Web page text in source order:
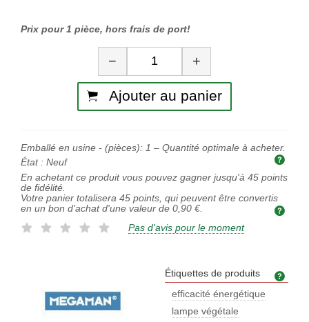
Prix pour 1 pièce, hors frais de port!
Quantité
− +
Ajouter au panier
Emballé en usine - (pièces): 1 – Quantité optimale à acheter.
État : Neuf
En achetant ce produit vous pouvez gagner jusqu'à 45 points
de fidélité.
Votre panier totalisera 45 points, qui peuvent être convertis
en un bon d'achat d'une valeur de 0,90 €.
Pas d'avis pour le moment
Étiquettes de produits
efficacité énergétique
lampe végétale